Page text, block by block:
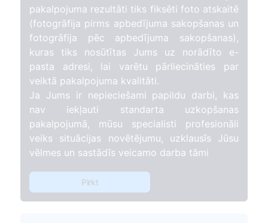
pakalpojuma rezultāti tiks fiksēti foto atskaitē
(fotogrāfija pirms apbedījuma sakopšanas un
fotogrāfija pēc apbedījuma sakopšanas),
kuras tiks nosūtītas Jums uz norādīto e-
pasta adresi, lai varētu pārliecināties par
veiktā pakalpojuma kvalitāti.
Ja Jums ir nepieciešami papildu darbi, kas
nav iekļauti standarta uzkopšanas
pakalpojumā, mūsu specialisti profesionāli
veiks situācijas novētējumu, uzklausīs Jūsu
vēlmes un sastādīs veicamo darba tāmi
Pirkt